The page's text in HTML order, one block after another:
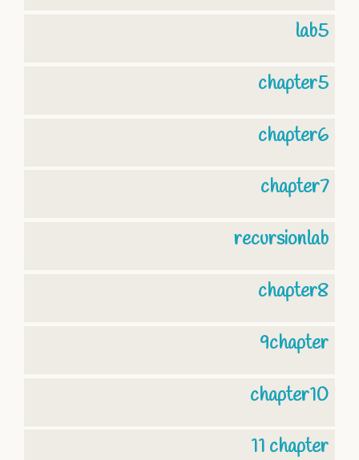
lab5
chapter5
chapter6
chapter7
recursionlab
chapter8
9chapter
chapter10
11 chapter